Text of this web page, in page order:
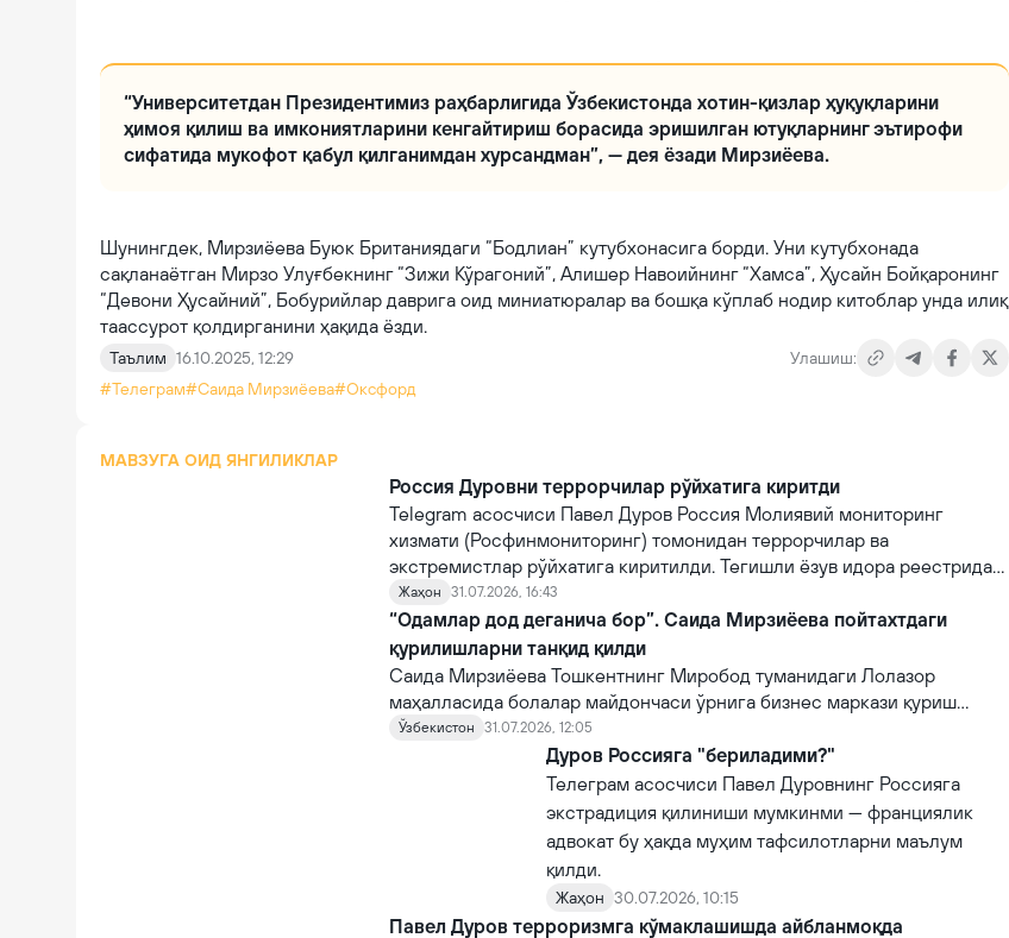
“Университетдан Президентимиз раҳбарлигида Ўзбекистонда хотин-қизлар ҳуқуқларини
ҳимоя қилиш ва имкониятларини кенгайтириш борасида эришилган ютуқларнинг эътирофи
сифатида мукофот қабул қилганимдан хурсандман”, — дея ёзади Мирзиёева.
Шунингдек, Мирзиёева Буюк Британиядаги “Бодлиан” кутубхонасига борди. Уни кутубхонада
сақланаётган Мирзо Улуғбекнинг “Зижи Кўрагоний”, Алишер Навоийнинг “Хамса”, Ҳусайн Бойқаронинг
“Девони Ҳусайний”, Бобурийлар даврига оид миниатюралар ва бошқа кўплаб нодир китоблар унда илиқ
таассурот қолдирганини ҳақида ёзди.
Таълим 16.10.2025, 12:29
Улашиш:
#Телеграм#Саида Мирзиёева#Оксфорд
МАВЗУГА ОИД ЯНГИЛИКЛАР
Россия Дуровни террорчилар рўйхатига киритди
Telegram асосчиси Павел Дуров Россия Молиявий мониторинг
хизмати (Росфинмониторинг) томонидан террорчилар ва
экстремистлар рўйхатига киритилди. Тегишли ёзув идора реестрида
пайдо бўлди.
Жаҳон 31.07.2026, 16:43
“Одамлар дод деганича бор”. Саида Мирзиёева пойтахтдаги
қурилишларни танқид қилди
Саида Мирзиёева Тошкентнинг Миробод туманидаги Лолазор
маҳалласида болалар майдончаси ўрнига бизнес маркази қуриш
режалаштирилган жойга бориб, ҳолатни танқид қилди.
Ўзбекистон 31.07.2026, 12:05
Дуров Россияга "бериладими?"
Телеграм асосчиси Павел Дуровнинг Россияга
экстрадиция қилиниши мумкинми — франциялик
адвокат бу ҳақда муҳим тафсилотларни маълум
қилди.
Жаҳон 30.07.2026, 10:15
Павел Дуров терроризмга кўмаклашишда айбланмоқда